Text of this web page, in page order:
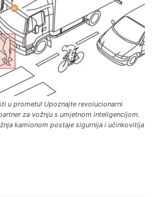
u prometu! Upoznajte revolucionarni
za vožnju s umjetnom inteligencijom.
kamionom postaje sigurnija i učinkovitija